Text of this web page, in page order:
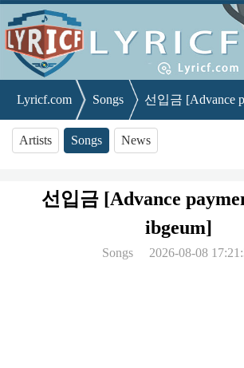
Lyricf.com Songs 선입금 [Advance
Artists Songs News
선입금 [Advance
ibgeum]
Songs 2026-08-08